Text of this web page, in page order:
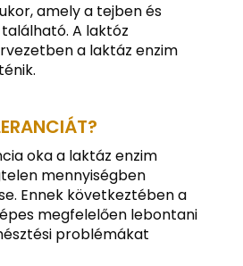
amely a tejben és
A laktóz
a laktáz enzim
oka a laktáz enzim
mennyiségben
Ennek következtében a
megfelelően lebontani
problémákat